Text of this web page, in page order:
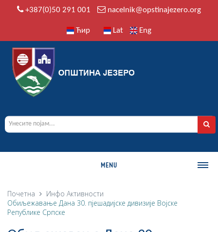
+387(0)50 291 001 nacelnik@opstinajezero.org
Ћир Lat Eng
MENU
О ОПШТИНИ
Историја
Почетна Инфо Активности
Обиљежавање Данa 30. пјешадијске дивизије Војске
Републике Српске